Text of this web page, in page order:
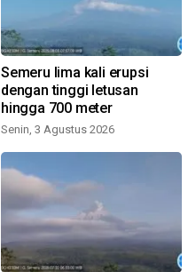
Semeru lima kali erupsi
dengan tinggi letusan
hingga 700 meter
Senin, 3 Agustus 2026